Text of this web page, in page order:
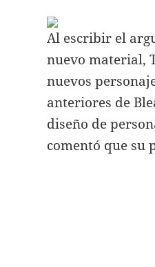
Al escribir el
nuevo material,
nuevos
anteriores de
diseño de
comentó que su